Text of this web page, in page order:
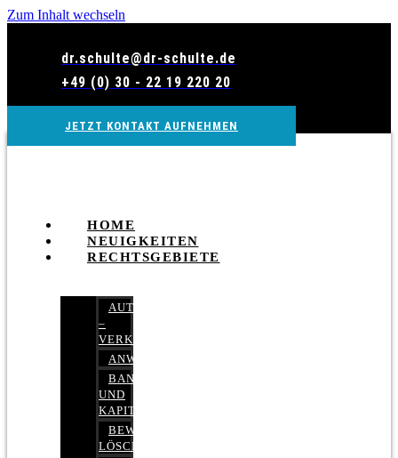
Zum Inhalt wechseln
dr.schulte@dr-schulte.de
+49 (0) 30 - 22 19 220 20
JETZT KONTAKT AUFNEHMEN
HOME
NEUIGKEITEN
RECHTSGEBIETE
AUTOBETRUG
–
VERKEHRSRECHT
ANWALTSHAFTUNGSRECHT
BANK-
UND
KAPITALMARKTRECHT
BEWERTUNGEN
LÖSCHEN